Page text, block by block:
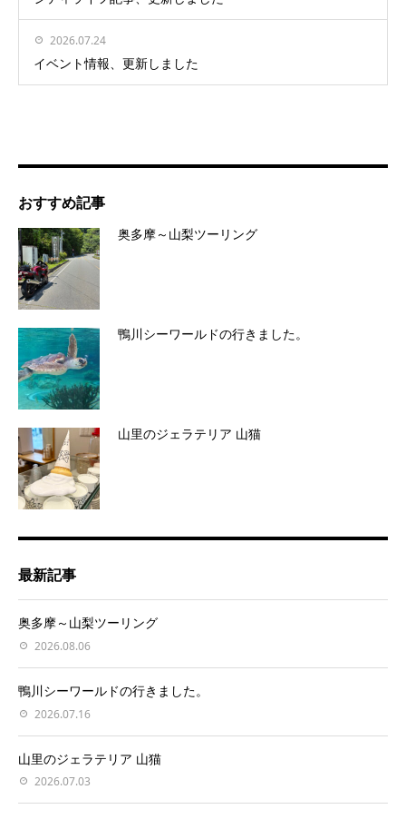
2026.07.24
イベント情報、更新しました
おすすめ記事
奥多摩～山梨ツーリング
鴨川シーワールドの行きました。
山里のジェラテリア 山猫
最新記事
奥多摩～山梨ツーリング
2026.08.06
鴨川シーワールドの行きました。
2026.07.16
山里のジェラテリア 山猫
2026.07.03